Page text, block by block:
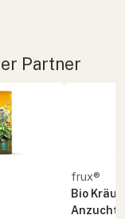
Partner
frux®
Bio